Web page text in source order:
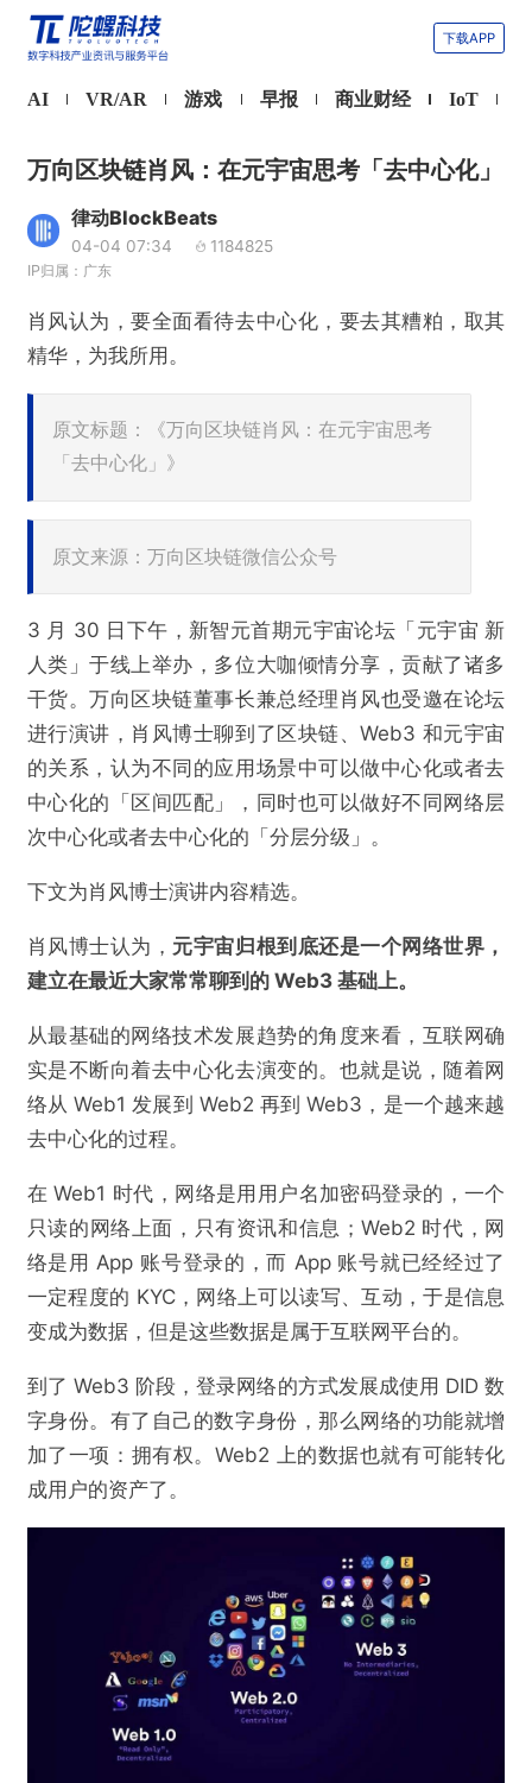
下载APP
AI VR/AR 游戏 早报 商业财经 IoT
万向区块链肖风：在元宇宙思考「去中心化」
律动BlockBeats
04-04 07:34 1184825
IP归属：广东
肖风认为，要全面看待去中心化，要去其糟粕，取其
精华，为我所用。
原文标题：《万向区块链肖风：在元宇宙思考
「去中心化」》
原文来源：万向区块链微信公众号
3 月 30 日下午，新智元首期元宇宙论坛「元宇宙 新
人类」于线上举办，多位大咖倾情分享，贡献了诸多
干货。万向区块链董事长兼总经理肖风也受邀在论坛
进行演讲，肖风博士聊到了区块链、Web3 和元宇宙
的关系，认为不同的应用场景中可以做中心化或者去
中心化的「区间匹配」，同时也可以做好不同网络层
次中心化或者去中心化的「分层分级」。
下文为肖风博士演讲内容精选。
肖风博士认为， 元宇宙归根到底还是一个网络世界，
建立在最近大家常常聊到的 Web3 基础上。
从最基础的网络技术发展趋势的角度来看，互联网确
实是不断向着去中心化去演变的。也就是说，随着网
络从 Web1 发展到 Web2 再到 Web3，是一个越来越
去中心化的过程。
在 Web1 时代，网络是用用户名加密码登录的，一个
只读的网络上面，只有资讯和信息；Web2 时代，网
络是用 App 账号登录的，而 App 账号就已经经过了
一定程度的 KYC，网络上可以读写、互动，于是信息
变成为数据，但是这些数据是属于互联网平台的。
到了 Web3 阶段，登录网络的方式发展成使用 DID 数
字身份。有了自己的数字身份，那么网络的功能就增
加了一项：拥有权。Web2 上的数据也就有可能转化
成用户的资产了。